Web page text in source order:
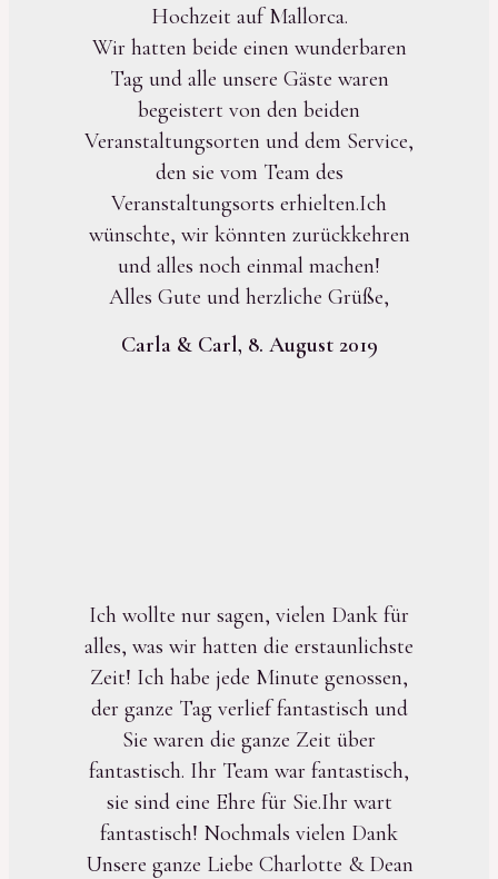
Hochzeit auf Mallorca.
Wir hatten beide einen wunderbaren
Tag und alle unsere Gäste waren
begeistert von den beiden
Veranstaltungsorten und dem Service,
den sie vom Team des
Veranstaltungsorts erhielten.Ich
wünschte, wir könnten zurückkehren
und alles noch einmal machen!
Alles Gute und herzliche Grüße,
Carla & Carl, 8. August 2019
Ich wollte nur sagen, vielen Dank für
alles, was wir hatten die erstaunlichste
Zeit! Ich habe jede Minute genossen,
der ganze Tag verlief fantastisch und
Sie waren die ganze Zeit über
fantastisch. Ihr Team war fantastisch,
sie sind eine Ehre für Sie.Ihr wart
fantastisch! Nochmals vielen Dank
Unsere ganze Liebe Charlotte & Dean